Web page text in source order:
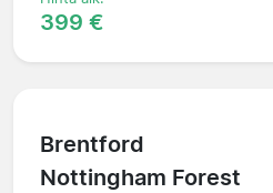
399 €
Brentford
Nottingham Forest